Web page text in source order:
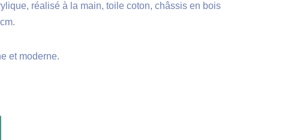
réalisé à la main, toile coton, châssis en bois
et moderne.